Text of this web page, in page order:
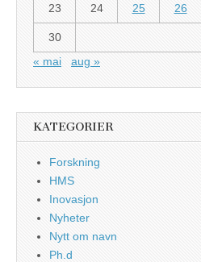
23 24 25 26
30
« mai
aug »
KATEGORIER
Forskning
HMS
Inovasjon
Nyheter
Nytt om navn
Ph.d